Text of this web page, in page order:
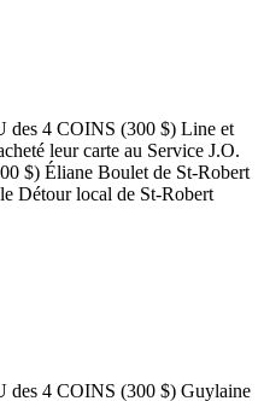
4 COINS (300 $) Line et
leur carte au Service J.O.
$) Éliane Boulet de St-Robert
Détour local de St-Robert
4 COINS (300 $) Guylaine